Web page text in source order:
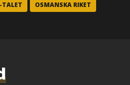
TALET OSMANSKA RIKET